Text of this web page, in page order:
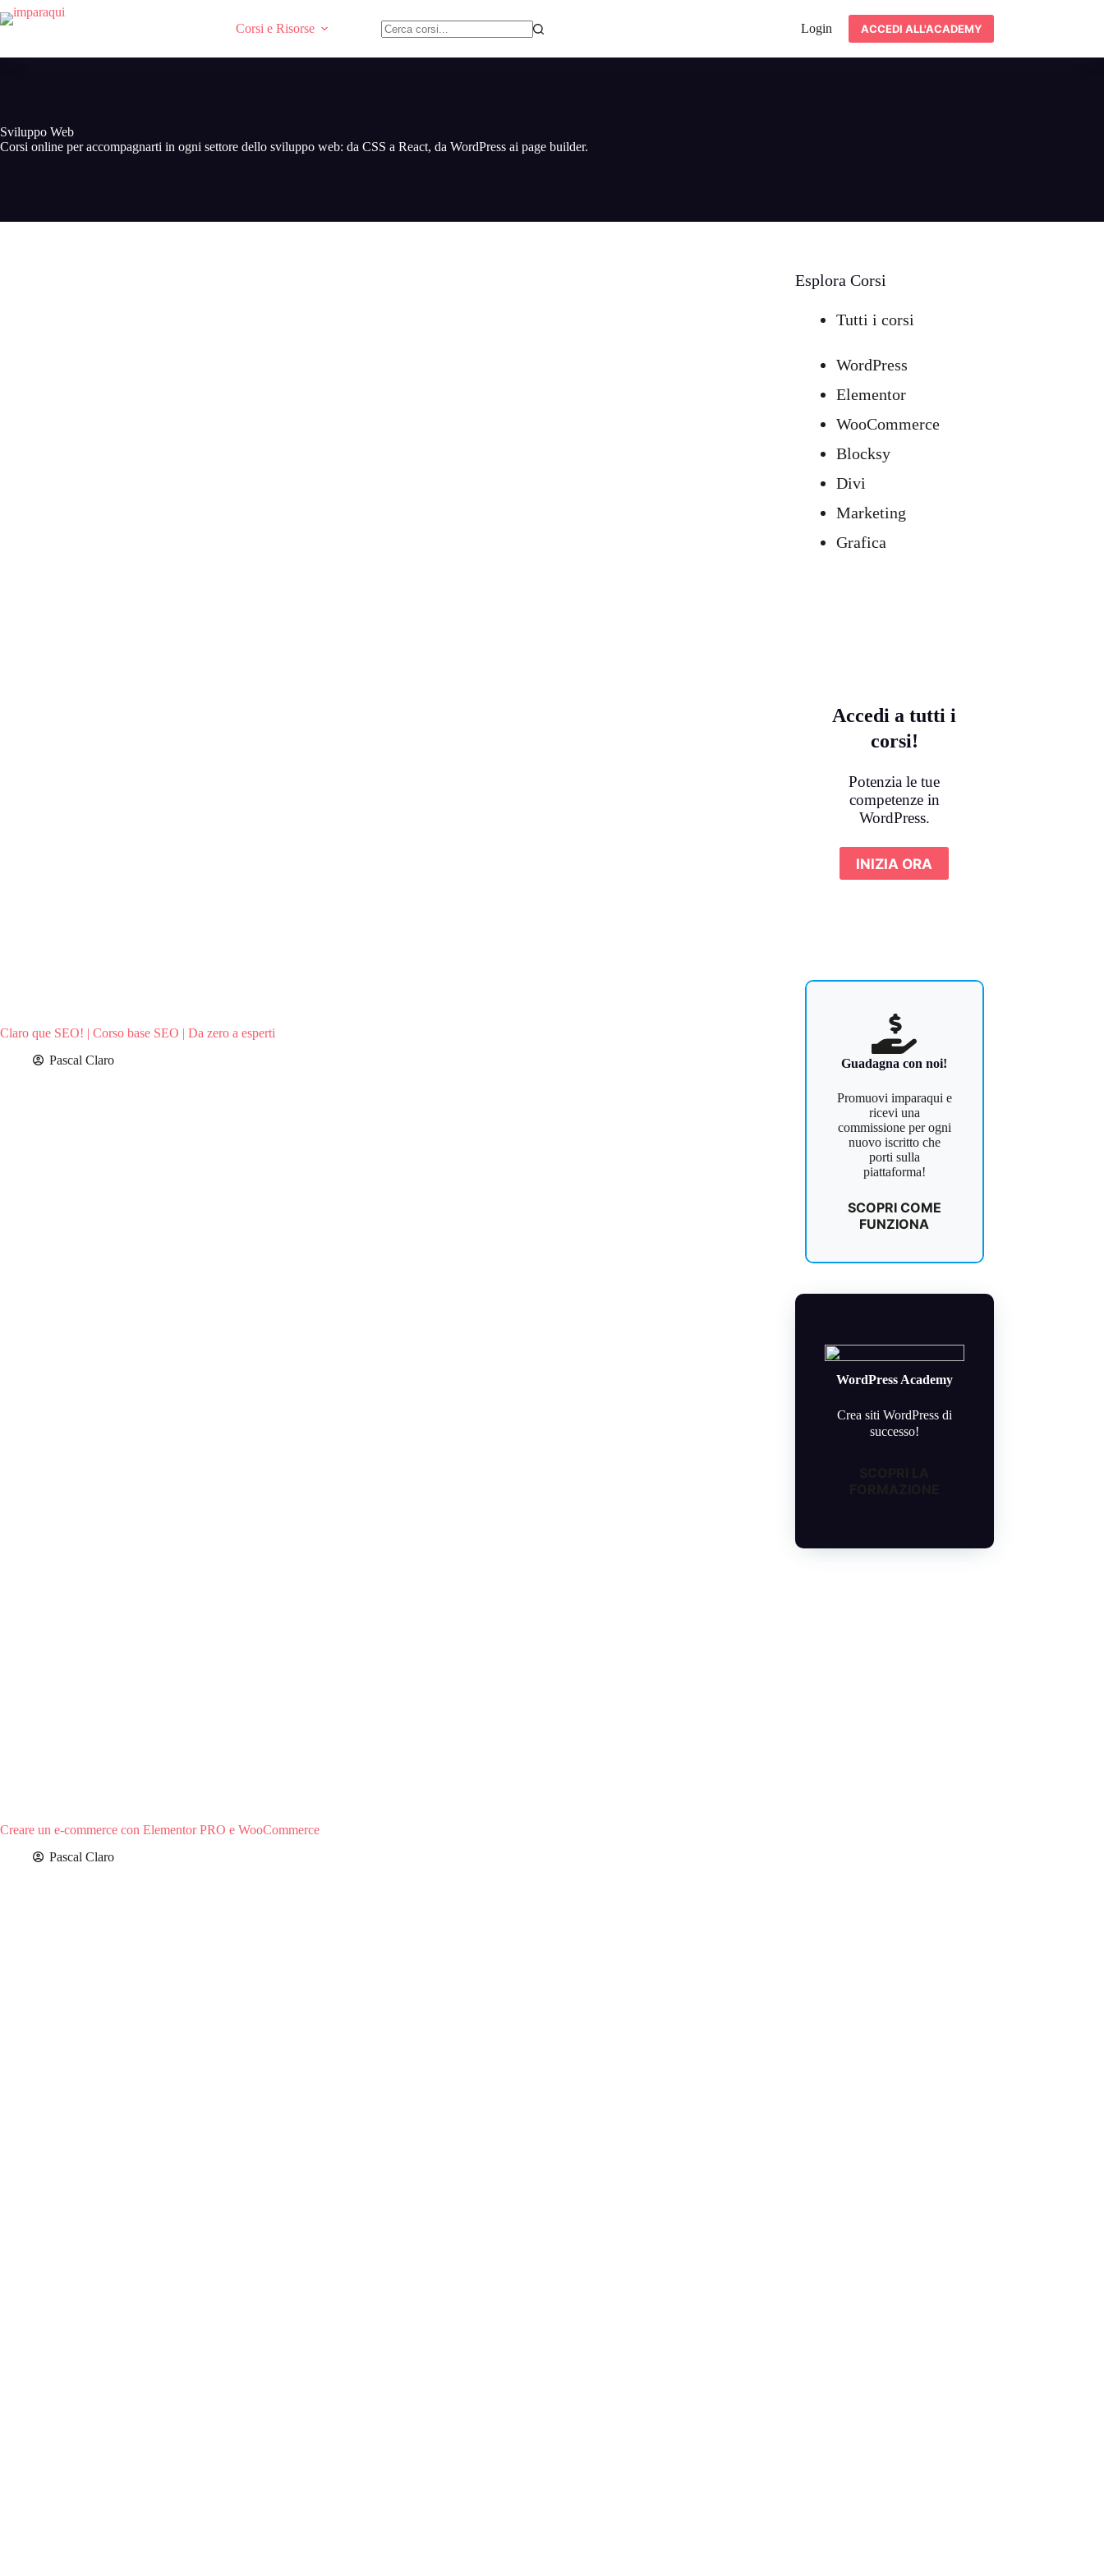
Salta
e
Corsi e Risorse
risultato
Login ACCEDI ALL'ACADEMY
Sviluppo Web
Corsi online per accompagnarti in ogni settore dello sviluppo web: da CSS a React, da WordPress ai page builder.
Claro que SEO! | Corso base SEO | Da zero a esperti
Pascal Claro
Creare un e-commerce con Elementor PRO e WooCommerce
Pascal Claro
Esplora Corsi
Tutti i corsi
WordPress
Elementor
WooCommerce
Blocksy
Divi
Marketing
Grafica
Accedi a tutti i
corsi!
Potenzia le tue
competenze in
WordPress.
INIZIA ORA
Guadagna con noi!
Promuovi imparaqui e
ricevi una
commissione per ogni
nuovo iscritto che
porti sulla
piattaforma!
SCOPRI COME
FUNZIONA
WordPress Academy
Crea siti WordPress di
successo!